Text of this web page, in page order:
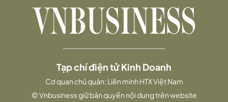
Tạp chí điện tử Kinh Doanh
Cơ quan chủ quản: Liên minh HTX Việt Nam
© Vnbusiness giữ bản quyền nội dung trên website